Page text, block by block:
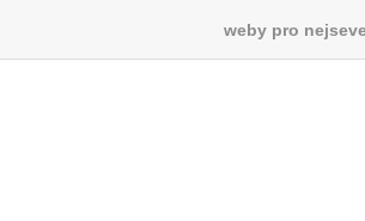
weby pro